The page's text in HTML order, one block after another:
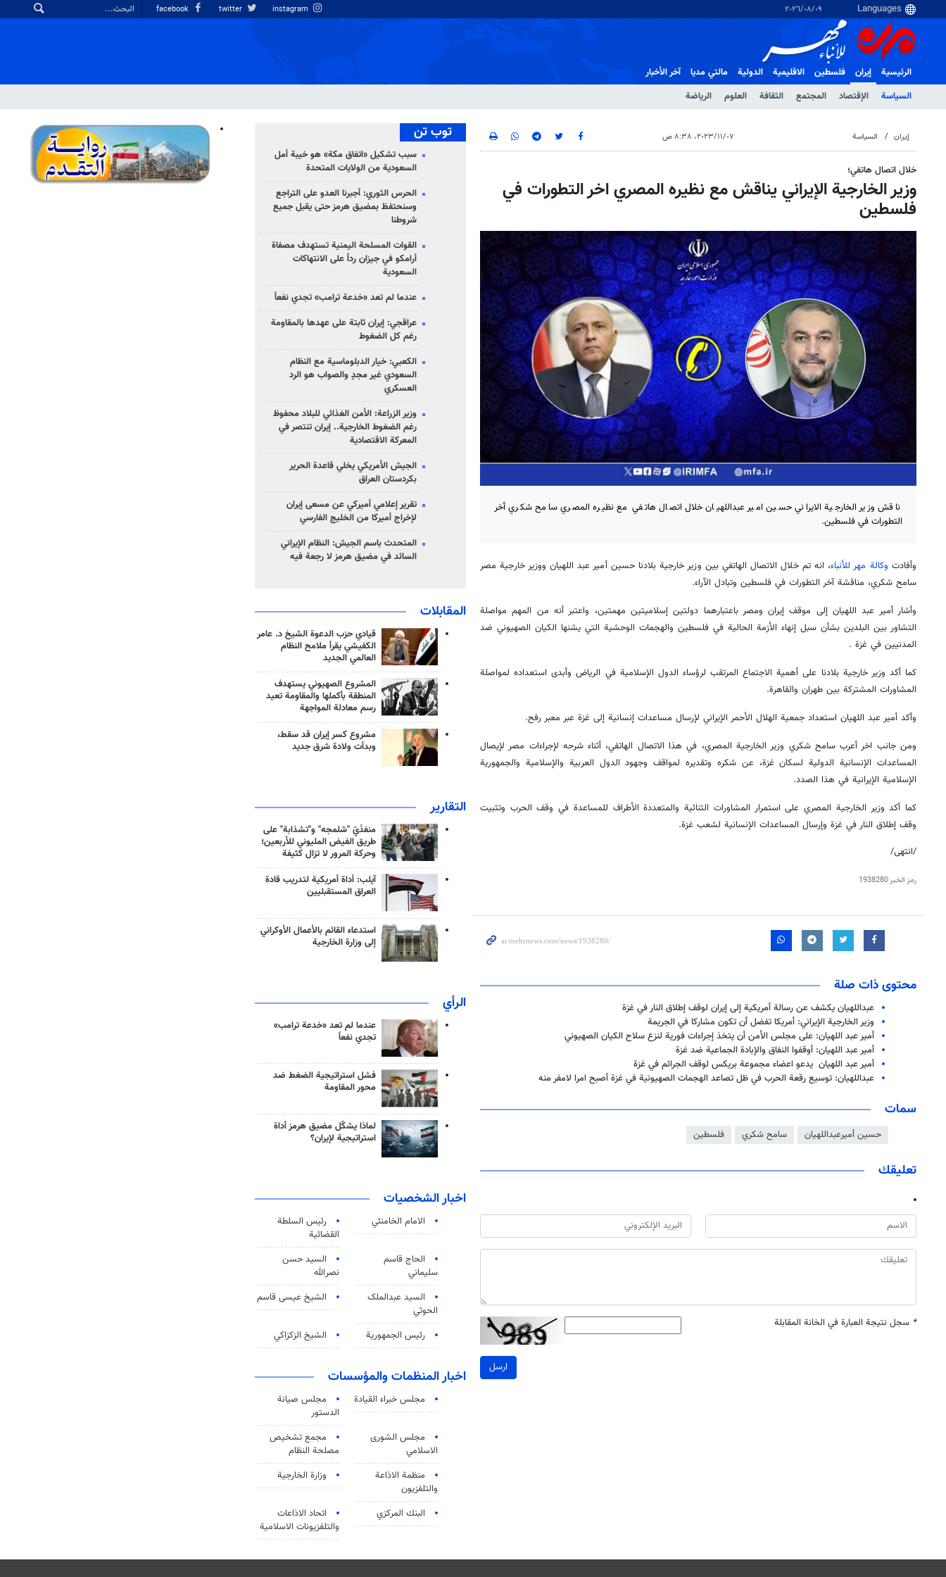
٠٩‏/٠٨‏/٢٠٢٦
الرئيسية
إيران
السياسة
الإقتصاد المجتمع الثقافة العلوم الرياضة
فلسطین الاقلیمیة الدولية مالتي مدیا آخر الأخبار
إيران السياسة ٠٧‏/١١‏/٢٠٢٣، ٨:٣٨ ص
خلال اتصال هاتفي؛
وزير الخارجية الإيراني يناقش مع نظيره المصري اخر التطورات في
فلسطين
ناقش وزير الخارجية الايراني حسين امير عبداللهيان خلال اتصال هاتفي مع نظيره المصري سامح شكري أخر
التطورات في فلسطين.
وأفادت وكالة مهر للأنباء، انه تم خلال الاتصال الهاتفي بين وزير خارجية بلادنا حسين أمير عبد اللهيان ووزير خارجية مصر
سامح شكري، مناقشة آخر التطورات في فلسطين وتبادل الآراء.
وأشار أمير عبد اللهيان إلى موقف إيران ومصر باعتبارهما دولتين إسلاميتين مهمتين، واعتبر أنه من المهم مواصلة
التشاور بين البلدين بشأن سبل إنهاء الأزمة الحالية في فلسطين والهجمات الوحشية التي يشنها الكيان الصهيوني ضد
المدنيين في غزة .
كما أكد وزير خارجية بلادنا على أهمية الاجتماع المرتقب لرؤساء الدول الإسلامية في الرياض وأبدى استعداده لمواصلة
المشاورات المشتركة بين طهران والقاهرة.
وأكد أمير عبد اللهيان استعداد جمعية الهلال الأحمر الإيراني لإرسال مساعدات إنسانية إلى غزة عبر معبر رفح.
ومن جانب اخر أعرب سامح شكري وزير الخارجية المصري، في هذا الاتصال الهاتفي، أثناء شرحه لإجراءات مصر لإيصال
المساعدات الإنسانية الدولية لسكان غزة، عن شكره وتقديره لمواقف وجهود الدول العربية والإسلامية والجمهورية
الإسلامية الإيرانية في هذا الصدد.
كما أكد وزير الخارجية المصري على استمرار المشاورات الثنائية والمتعددة الأطراف للمساعدة في وقف الحرب وتثبيت
وقف إطلاق النار في غزة وإرسال المساعدات الإنسانية لشعب غزة.
/انتهى/
رمز الخبر1938280
محتوى ذات صلة
عبداللهيان يكشف عن رسالة أمريكية إلى إيران لوقف إطلاق النار في غزة
وزير الخارجية الإيراني: أمريكا تفضل أن تكون مشاركا في الجريمة
أمير عبد اللهيان: على مجلس الأمن أن يتخذ إجراءات فورية لنزع سلاح الكيان الصهيوني
أمير عبد اللهيان: أوقفوا النفاق والإبادة الجماعية ضد غزة
أمير عبد اللهيان يدعو اعضاء مجموعة بريكس لوقف الجرائم في غزة
عبداللهيان: توسيع رقعة الحرب في ظل تصاعد الهجمات الصهيونية في غزة أصبح امرا لامفر منه
سمات
حسين أميرعبداللهيان سامح شكري فلسطين
تعليقك
* سجل نتيجة العبارة في الخانة المقابلة
ارسل
توب تن
سبب تشكيل «اتفاق مكة» هو خيبة أمل
السعودية من الولايات المتحدة
الحرس الثوري: أجبرنا العدو على التراجع
وسنحتفظ بمضيق هرمز حتى يقبل جميع
شروطنا
القوات المسلحة اليمنية تستهدف مصفاة
أرامكو في جيزان رداً على الانتهاكات
السعودية
عندما لم تعد «خدعة ترامب» تجدي نفعاً
عراقجي: إيران ثابتة على عهدها بالمقاومة
رغم كل الضغوط
الكعبي: خيار الدبلوماسية مع النظام
السعودي غير مجدٍ والصواب هو الرد
العسكري
وزير الزراعة: الأمن الغذائي للبلاد محفوظ
رغم الضغوط الخارجية.. إيران تنتصر في
المعركة الاقتصادية
الجيش الأمريكي يخلي قاعدة الحرير
بكردستان العراق
تقرير إعلامي أميركي عن مسعى إيران
لإخراج أميركا من الخليج الفارسي
المتحدث باسم الجيش: النظام الإيراني
السائد في مضيق هرمز لا رجعة فيه
المقابلات
قيادي حزب الدعوة الشيخ د. عامر
الكفيشي يقرأ ملامح النظام
العالمي الجديد
المشروع الصهيوني يستهدف
المنطقة بأكملها والمقاومة تعيد
رسم معادلة المواجهة
مشروع كسر إيران قد سقط،
وبدأت ولادة شرق جديد
التقارير
منفذَيّ "شلمجه" و"تشذابة" على
طريق الفيض المليوني للأربعين؛
وحركة المرور لا تزال كثيفة
آيلب: أداة أمريكية لتدريب قادة
العراق المستقبليين
استدعاء القائم بالأعمال الأوكراني
إلى وزارة الخارجية
الرأي
عندما لم تعد «خدعة ترامب»
تجدي نفعاً
فشل استراتيجية الضغط ضد
محور المقاومة
لماذا يشكّل مضيق هرمز أداة
استراتيجية لإيران؟
اخبار الشخصيات
الامام الخامنئي
رئیس السلطة
القضائیة
الحاج قاسم
سليماني
السيد حسن
نصرالله
السید عبدالملک
الحوثي
الشيخ عيسى قاسم
رئيس الجمهورية الشيخ الزكزاكي
اخبار المنظمات والمؤسسات
مجلس خبراء القيادة
مجلس صيانة
الدستور
مجلس الشورى
الاسلامي
مجمع تشخيص
مصلحة النظام
منظمة الاذاعة
والتلفزیون
وزارة الخارجية
البنك المركزي
اتحاد الاذاعات
والتلفزيونات الاسلامية